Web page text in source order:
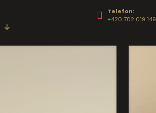
Telefon:
+420 702 019 149